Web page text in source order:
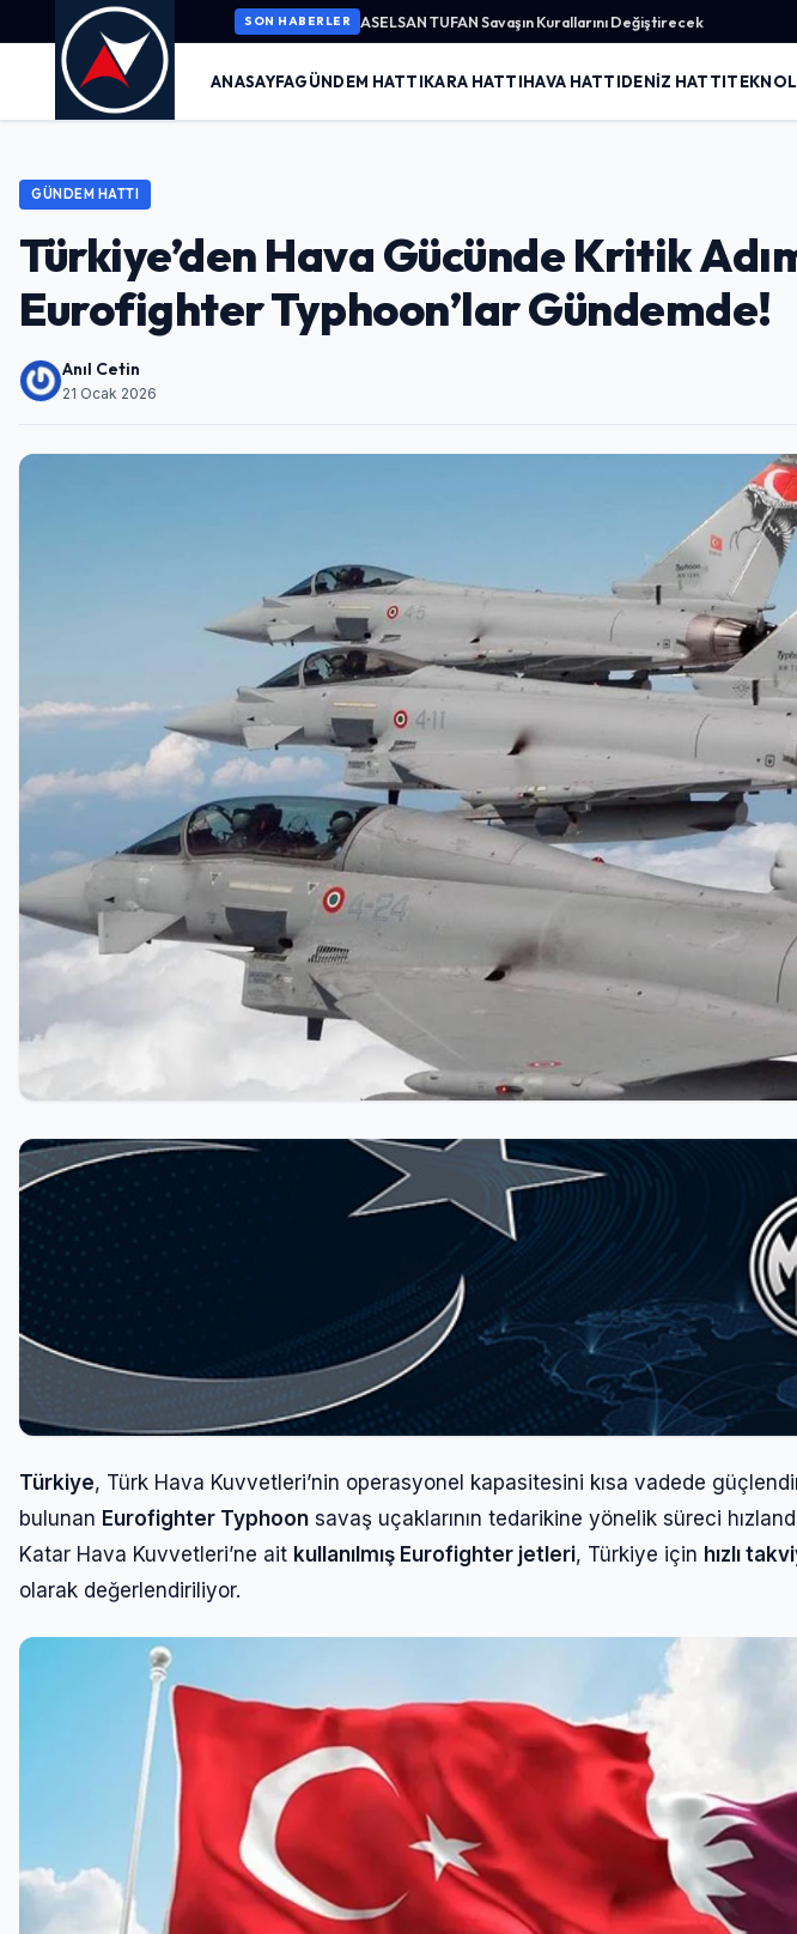
SON HABERLER ASELSAN TUFAN Savaşın Kurallarını Değiştirecek
ANASAYFAGÜNDEM HATTIKARA HATTIHAVA HATTIDENIZ HATTI
GÜNDEM HATTI
Türkiye’den Hava Gücünde Kritik
Eurofighter Typhoon’lar Gündemde!
Anıl Cetin
21 Ocak 2026
Türkiye, Türk Hava Kuvvetleri’nin operasyonel kapasitesini kısa vadede
bulunan Eurofighter Typhoon savaş uçaklarının tedarikine yönelik süreci
Katar Hava Kuvvetleri’ne ait kullanılmış Eurofighter jetleri, Türkiye için hızlı
olarak değerlendiriliyor.